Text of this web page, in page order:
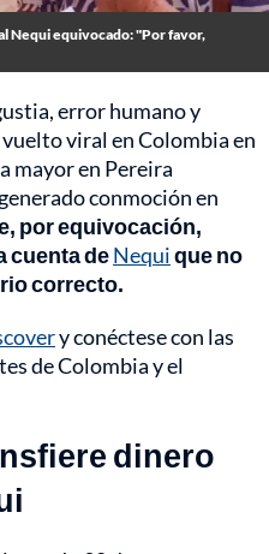
Nequi equivocado: "Por favor,
error humano y
viral en Colombia en
mayor en Pereira
conmoción en
por equivocación,
cuenta deNequique no
correcto.
y conéctese con las
de Colombia y el
dinero